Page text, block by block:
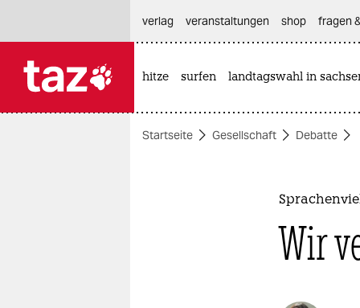
themen
verlag
veranstaltungen shop fragen
hitze surfen landtagswahl in
Startseite Gesellschaft Debatte
Wir